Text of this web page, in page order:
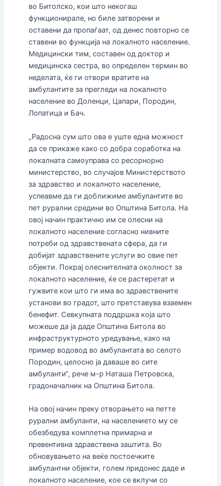
во Битолско, кои што некогаш
функционирале, но биле затворени и
оставени да пропаѓаат, од денес повторно се
ставени во функција на локалното население.
Медицински тим, составен од доктор и
медицинска сестра, во определен термин во
неделата, ќе ги отвори вратите на
амбулантите за прегледи на локалното
население во Доленци, Цапари, Породин,
Лопатица и Бач.
„Радосна сум што ова е уште една можност
да се прикаже како со добра соработка на
локалната самоуправа со ресорнорно
министерство, во случајов Министерството
за здравство и локалното население,
успеавме да ги доближиме амбулантите во
пет рурални средини во Општина Битола. На
овој начин практично им се олесни на
локалното население согласно нивните
потреби од здравствената сфера, да ги
добијат здравствените услуги во овие пет
објекти. Покрај олеснителната околност за
локалното население, ќе се растеретат и
гужвите кои што ги има во здравствените
установи во градот, што претставува взаемен
бенефит. Севкупната поддршка која што
можеше да ја даде Општина Битола во
инфраструктурното уредување, како на
пример водовод во амбулантата во селото
Породин, целосно ја даваше во сите
амбуланти“, рече м-р Наташа Петровска,
градоначалник на Општина Битола.
На овој начин преку отворањето на петте
рурални амбуланти, на населението му се
обезбедува комплетна примарна и
превентивна здравствена заштита. Во
обновувањето на веќе постоечките
амбулантни објекти, голем придонес даде и
локалното население, кое се вклучи со